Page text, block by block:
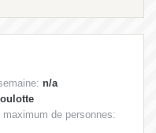
n/a
maximum de personnes: